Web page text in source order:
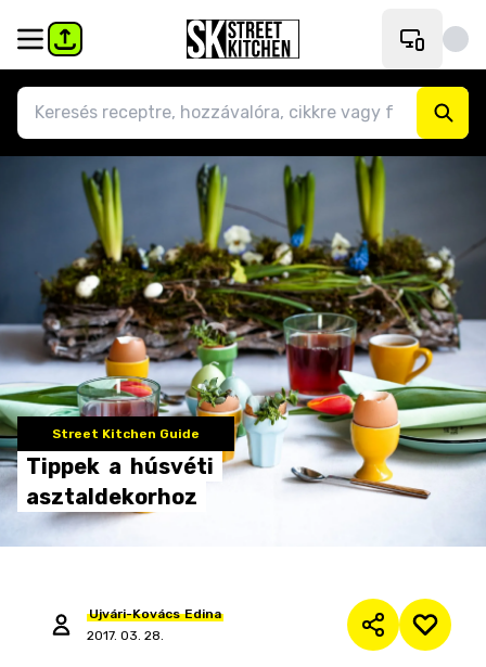
Street Kitchen Guide
Tippek a húsvéti
asztaldekorhoz
Ujvári-Kovács Edina
2017. 03. 28.